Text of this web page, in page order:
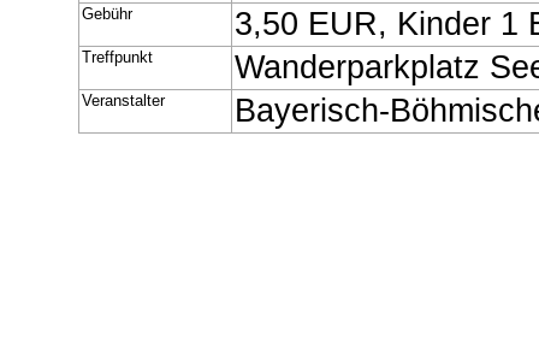
Gebühr 3,50 EUR, Kinder 1
Treffpunkt Wanderparkplatz
Veranstalter Bayerisch-